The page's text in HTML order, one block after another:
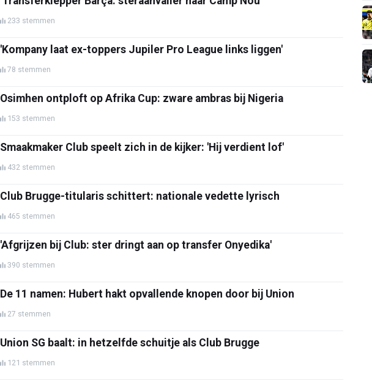
233 stemmen
'Kompany laat ex-toppers Jupiler Pro League links liggen'
78 stemmen
Osimhen ontploft op Afrika Cup: zware ambras bij Nigeria
153 stemmen
Smaakmaker Club speelt zich in de kijker: 'Hij verdient lof'
432 stemmen
Club Brugge-titularis schittert: nationale vedette lyrisch
465 stemmen
'Afgrijzen bij Club: ster dringt aan op transfer Onyedika'
390 stemmen
De 11 namen: Hubert hakt opvallende knopen door bij Union
27 stemmen
Union SG baalt: in hetzelfde schuitje als Club Brugge
121 stemmen